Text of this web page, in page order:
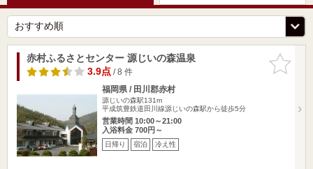
お気に入
りに追加
赤村ふるさとセンター 源じいの森温泉
3.9点/ 8 件
福岡県 / 田川郡赤村
源じいの森駅131m
平成筑豊鉄道田川線源じいの森駅から徒歩5分
営業時間 10:00～21:00
入浴料金 700円～
日帰り 宿泊 冷え性